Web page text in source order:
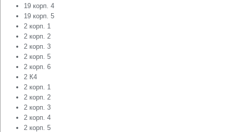
19 корп. 4
19 корп. 5
2 корп. 1
2 корп. 2
2 корп. 3
2 корп. 5
2 корп. 6
2 К4
2 корп. 1
2 корп. 2
2 корп. 3
2 корп. 4
2 корп. 5